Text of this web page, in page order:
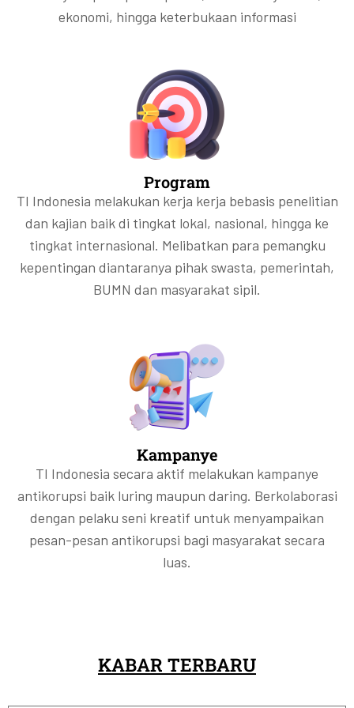
ekonomi, hingga keterbukaan informasi
Program
TI Indonesia melakukan kerja kerja bebasis penelitian
dan kajian baik di tingkat lokal, nasional, hingga ke
tingkat internasional. Melibatkan para pemangku
kepentingan diantaranya pihak swasta, pemerintah,
BUMN dan masyarakat sipil.
Kampanye
TI Indonesia secara aktif melakukan kampanye
antikorupsi baik luring maupun daring. Berkolaborasi
dengan pelaku seni kreatif untuk menyampaikan
pesan-pesan antikorupsi bagi masyarakat secara
luas.
KABAR TERBARU